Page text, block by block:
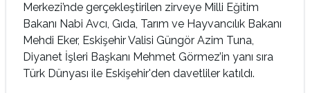
Merkezi’nde gerçekleştirilen zirveye Milli Eğitim
Bakanı Nabi Avcı, Gıda, Tarım ve Hayvancılık Bakanı
Mehdi Eker, Eskişehir Valisi Güngör Azim Tuna,
Diyanet İşleri Başkanı Mehmet Görmez’in yanı sıra
Türk Dünyası ile Eskişehir'den davetliler katıldı.